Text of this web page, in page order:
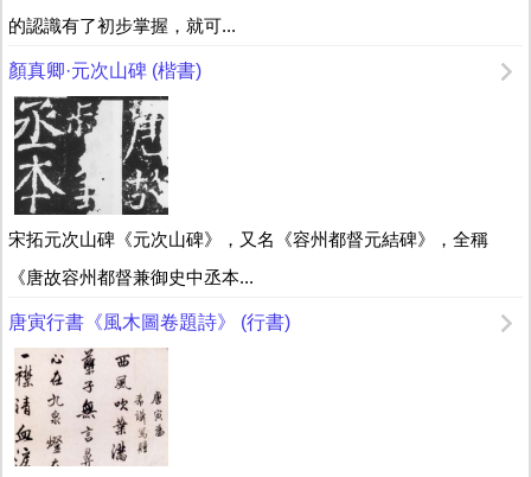
的認識有了初步掌握，就可...
顏真卿·元次山碑 (楷書)
宋拓元次山碑《元次山碑》，又名《容州都督元結碑》，全稱
《唐故容州都督兼御史中丞本...
唐寅行書《風木圖卷題詩》 (行書)